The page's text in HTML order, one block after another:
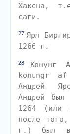
Хакона,
саги.
27 Ярл
1266 г.
28
Конунг
konungr af
Андрей
Андрей
1264 (или
после
г.) был